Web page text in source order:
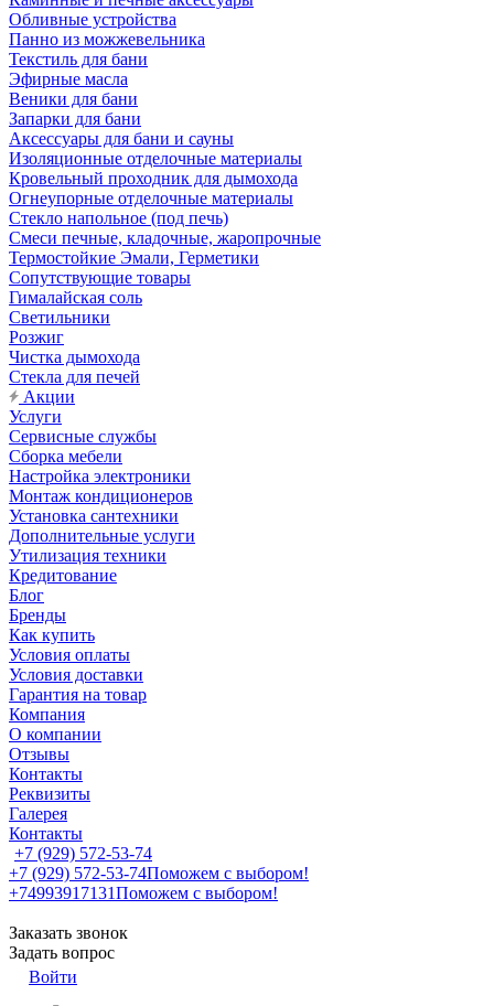
Обливные устройства
Панно из можжевельника
Текстиль для бани
Эфирные масла
Веники для бани
Запарки для бани
Аксессуары для бани и сауны
Изоляционные отделочные материалы
Кровельный проходник для дымохода
Огнеупорные отделочные материалы
Стекло напольное (под печь)
Смеси печные, кладочные, жаропрочные
Термостойкие Эмали, Герметики
Сопутствующие товары
Гималайская соль
Светильники
Розжиг
Чистка дымохода
Стекла для печей
Акции
Услуги
Сервисные службы
Сборка мебели
Настройка электроники
Монтаж кондиционеров
Установка сантехники
Дополнительные услуги
Утилизация техники
Кредитование
Блог
Бренды
Как купить
Условия оплаты
Условия доставки
Гарантия на товар
Компания
О компании
Отзывы
Контакты
Реквизиты
Галерея
Контакты
+7 (929) 572-53-74
+7 (929) 572-53-74Поможем с выбором!
+74993917131Поможем с выбором!
Заказать звонок
Задать вопрос
Войти